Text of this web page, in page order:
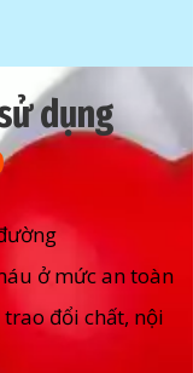
dụng
ở mức an toàn
đổi chất, nội